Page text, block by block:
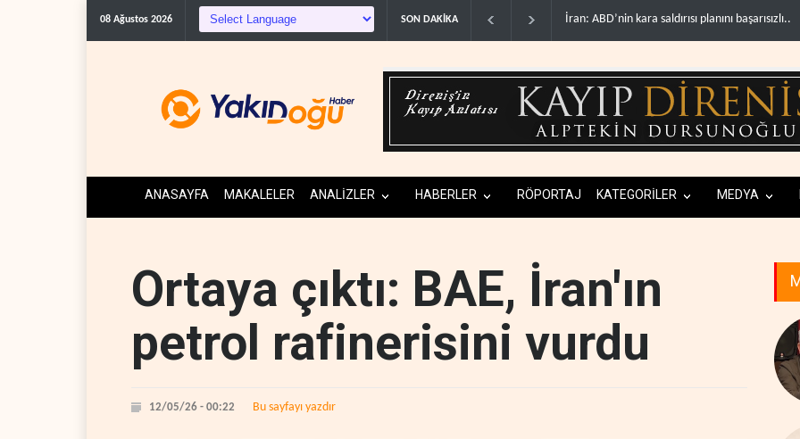
08 Ağustos 2026 SON DAKİKA
İran: ABD’nin kara saldırısı planını başarısızlı.. Hizbullah’ın ‘silahsızlandırılmasını’ kim denetl..
ANASAYFA MAKALELER ANALİZLER HABERLER RÖPORTAJ KATEGORİLER MEDYA
Ortaya çıktı: BAE, İran'ın
petrol rafinerisini vurdu
12/05/26 - 00:22 Bu sayfayı yazdır